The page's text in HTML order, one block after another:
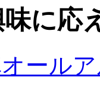
に応
ール